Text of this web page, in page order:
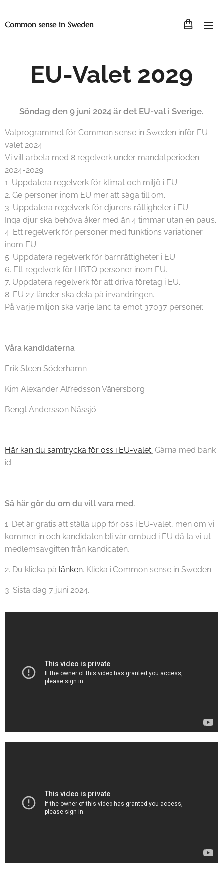
Common sense in Sweden
EU-Valet 2029
Söndag den 9 juni 2024 är det EU-val i Sverige.
Valprogrammet för Common sense in Sweden inför EU-
valet 2024
Vi vill arbeta med 8 regelverk under mandatperioden
2024-2029.
1. Uppdatera regelverk för klimat och miljö i EU.
2. Ge personer inom EU mer att säga till om.
3. Uppdatera regelverk för djurens rättigheter i EU.
Inga djur ska behöva åker med än 4 timmar utan en paus.
4. Ett regelverk för personer med funktions variationer
inom EU.
5. Uppdatera regelverk för barnrättigheter i EU.
6. Ett regelverk för HBTQ personer inom EU.
7. Uppdatera regelverk för att driva företag i EU.
8. EU 27 länder ska dela på invandringen.
På varje miljon ska varje land ta emot 37037 personer.
Våra kandidaterna
Erik Steen Söderhamn
Kim Alexander Alfredsson Vänersborg
Bengt Andersson Nässjö
Här kan du samtrycka för oss i EU-valet. Gärna med bank
id.
Så här gör du om du vill vara med.
1. Det är gratis att ställa upp för oss i EU-valet, men om vi
kommer in och kandidaten bli vår ombud i EU då ta vi ut
medlemsavgiften från kandidaten,
2. Du klicka på länken. Klicka i Common sense in Sweden
3. Sista dag 7 juni 2024.